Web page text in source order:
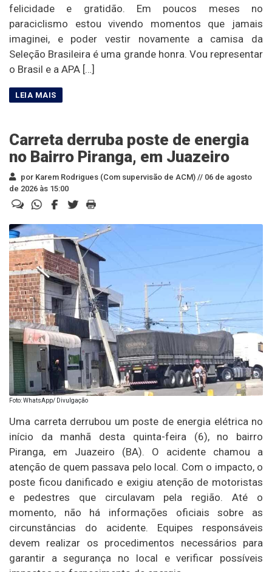
felicidade e gratidão. Em poucos meses no
paraciclismo estou vivendo momentos que jamais
imaginei, e poder vestir novamente a camisa da
Seleção Brasileira é uma grande honra. Vou representar
o Brasil e a APA […]
Carreta derruba poste de energia
no Bairro Piranga, em Juazeiro
por Karem Rodrigues (Com supervisão de ACM) // 06 de agosto
de 2026 às 15:00
Foto: WhatsApp/ Divulgação
Uma carreta derrubou um poste de energia elétrica no
início da manhã desta quinta-feira (6), no bairro
Piranga, em Juazeiro (BA). O acidente chamou a
atenção de quem passava pelo local. Com o impacto, o
poste ficou danificado e exigiu atenção de motoristas
e pedestres que circulavam pela região. Até o
momento, não há informações oficiais sobre as
circunstâncias do acidente. Equipes responsáveis
devem realizar os procedimentos necessários para
garantir a segurança no local e verificar possíveis